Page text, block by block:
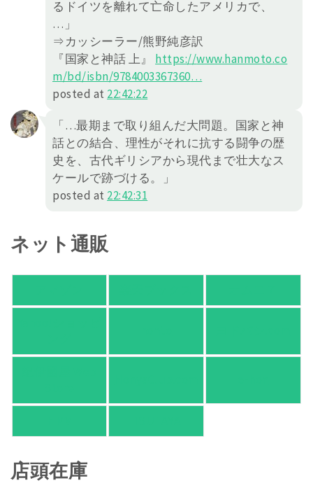
るドイツを離れて亡命したアメリカで、
…」
⇒カッシーラー/熊野純彦訳
『国家と神話 上』 https://www.hanmoto.co
m/bd/isbn/9784003367360…
posted at 22:42:22
「…最期まで取り組んだ大問題。国家と神
話との結合、理性がそれに抗する闘争の歴
史を、古代ギリシアから現代まで壮大なス
ケールで跡づける。」
posted at 22:42:31
ネット通販
店頭在庫